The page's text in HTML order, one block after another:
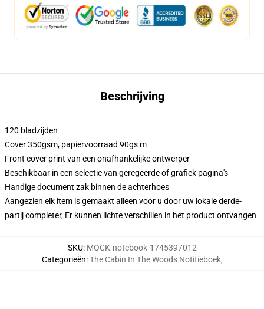
Beschrijving
120 bladzijden
Cover 350gsm, papiervoorraad 90gs m
Front cover print van een onafhankelijke ontwerper
Beschikbaar in een selectie van geregeerde of grafiek pagina's
Handige document zak binnen de achterhoes
Aangezien elk item is gemaakt alleen voor u door uw lokale derde-
partij completer, Er kunnen lichte verschillen in het product ontvangen
SKU: MOCK-notebook-1745397012
Categorieën:The Cabin In The Woods Notitieboek,